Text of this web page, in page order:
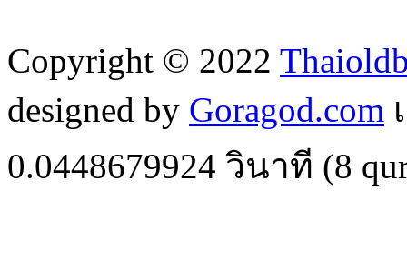
Copyright © 2022
designed by Goragod.com
0.0448679924 วินาที (8